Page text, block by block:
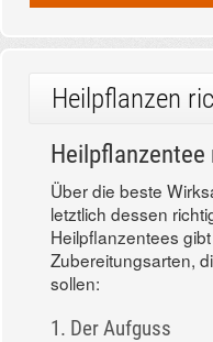
Heilpflanzen
Über die beste
letztlich dessen
Heilpflanzentees
Zubereitungsarten,
sollen:
1. Der Aufguss